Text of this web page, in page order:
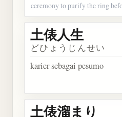
ceremony to purify the ring
土俵人生
どひょうじんせい
karier sebagai pesumo
土俵溜まり